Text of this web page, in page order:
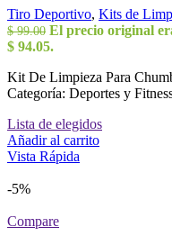
Tiro Deportivo, Kits de
$99.00 El precio original
$ 94.05.
Kit De Limpieza Para
Categoría: Deportes y
Lista de elegidos
Añadir al carrito
Vista Rápida
-5%
Compare